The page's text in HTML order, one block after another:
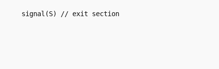
signal(S) // exit section